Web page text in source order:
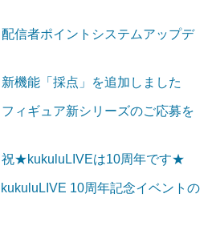
配信者ポイントシステムアップデ
新機能「採点」を追加しました
フィギュア新シリーズのご応募を
祝★kukuluLIVEは10周年です★
kukuluLIVE 10周年記念イベントの